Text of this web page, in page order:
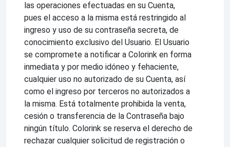
las operaciones efectuadas en su Cuenta,
pues el acceso a la misma está restringido al
ingreso y uso de su contraseña secreta, de
conocimiento exclusivo del Usuario. El Usuario
se compromete a notificar a Colorink en forma
inmediata y por medio idóneo y fehaciente,
cualquier uso no autorizado de su Cuenta, así
como el ingreso por terceros no autorizados a
la misma. Está totalmente prohibida la venta,
cesión o transferencia de la Contraseña bajo
ningún título. Colorink se reserva el derecho de
rechazar cualquier solicitud de registración o